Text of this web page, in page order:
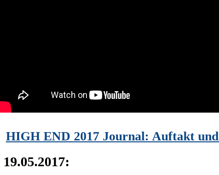
HIGH END 2017 Journal: Auftakt
19.05.2017: